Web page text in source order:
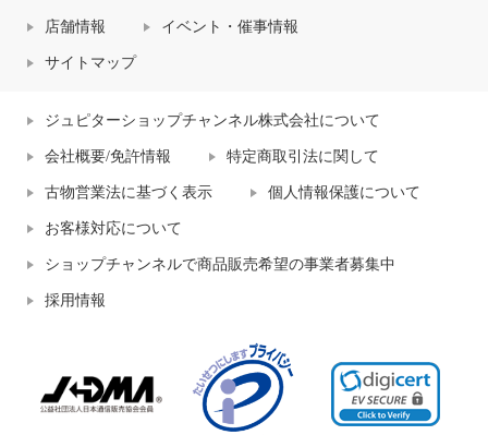
店舗情報 イベント・催事情報
サイトマップ
ジュピターショップチャンネル株式会社について
会社概要/免許情報 特定商取引法に関して
古物営業法に基づく表示 個人情報保護について
お客様対応について
ショップチャンネルで商品販売希望の事業者募集中
採用情報